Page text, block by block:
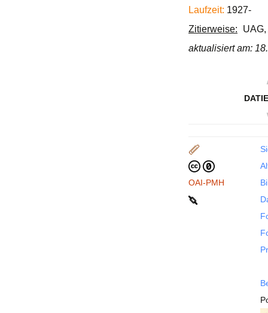
Laufzeit: 1927-
Zitierweise:
aktualisiert am:
OAI-PMH